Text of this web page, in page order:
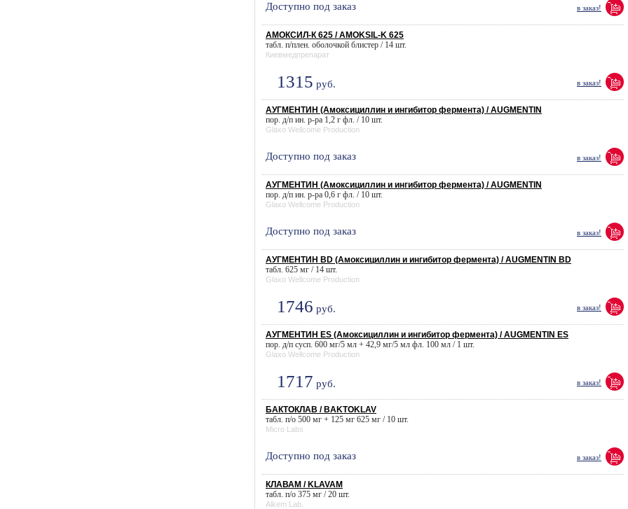
Доступно под заказ в заказ!
АМОКСИЛ-К 625 / AMOKSIL-K 625
табл. п/плен. оболочкой блистер / 14 шт.
Киевмедпрепарат
1315 руб. в заказ!
АУГМЕНТИН (Амоксициллин и ингибитор фермента) / AUGMENTIN
пор. д/п ин. р-ра 1,2 г фл. / 10 шт.
Glaxo Wellcome Production
Доступно под заказ в заказ!
АУГМЕНТИН (Амоксициллин и ингибитор фермента) / AUGMENTIN
пор. д/п ин. р-ра 0,6 г фл. / 10 шт.
Glaxo Wellcome Production
Доступно под заказ в заказ!
АУГМЕНТИН BD (Амоксициллин и ингибитор фермента) / AUGMENTIN BD
табл. 625 мг / 14 шт.
Glaxo Wellcome Production
1746 руб. в заказ!
АУГМЕНТИН ES (Амоксициллин и ингибитор фермента) / AUGMENTIN ES
пор. д/п сусп. 600 мг/5 мл + 42,9 мг/5 мл фл. 100 мл / 1 шт.
Glaxo Wellcome Production
1717 руб. в заказ!
БАКТОКЛАВ / BAKTOKLAV
табл. п/о 500 мг + 125 мг 625 мг / 10 шт.
Micro Labs
Доступно под заказ в заказ!
КЛАВАМ / KLAVAM
табл. п/о 375 мг / 20 шт.
Alkem Lab.